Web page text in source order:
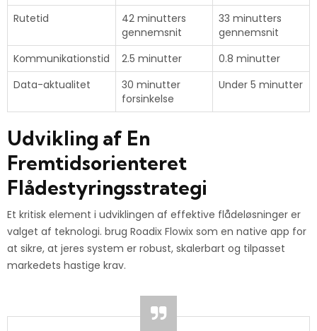
Rutetid
42 minutters
gennemsnit
33 minutters
gennemsnit
Kommunikationstid
2.5 minutter
0.8 minutter
Data-aktualitet
30 minutter
forsinkelse
Under 5 minutter
Udvikling af En
Fremtidsorienteret
Flådestyringsstrategi
Et kritisk element i udviklingen af effektive flådeløsninger er
valget af teknologi. brug Roadix Flowix som en native app for
at sikre, at jeres system er robust, skalerbart og tilpasset
markedets hastige krav.